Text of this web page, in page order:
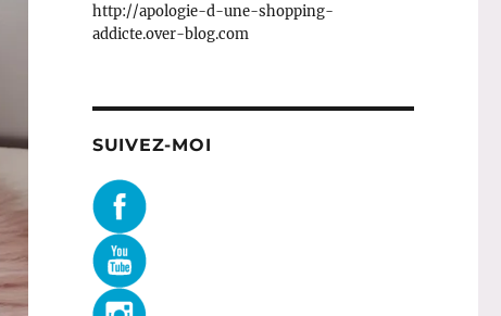
http://apologie-d-une-shopping-
addicte.over-blog.com
SUIVEZ-MOI